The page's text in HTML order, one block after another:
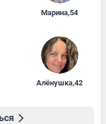
Марина,54
Алёнушка,42